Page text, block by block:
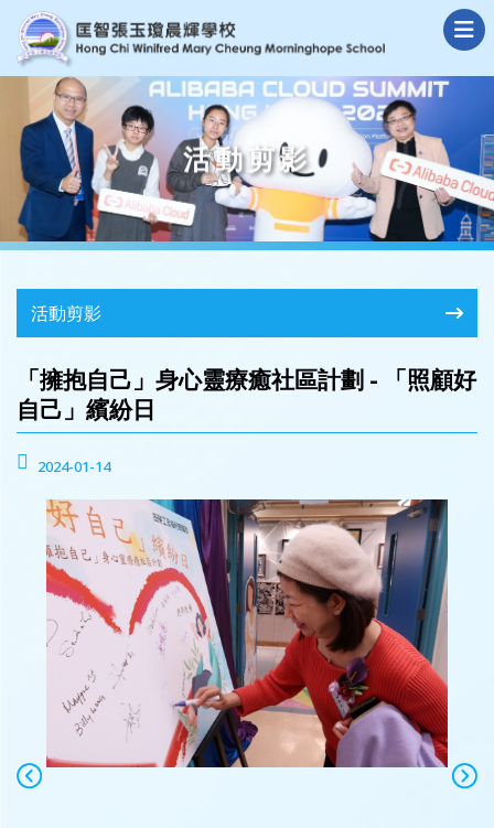
活動剪影
活動剪影
「擁抱自己」身心靈療癒社區計劃 - 「照顧好
自己」繽紛日
2024-01-14